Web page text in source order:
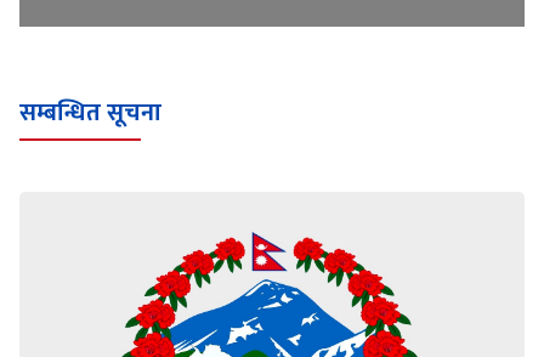
सम्बन्धित सूचना